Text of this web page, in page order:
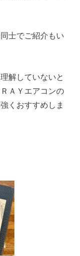
士でご紹介もい
解していないと
ＡＹエアコンの
くおすすめしま